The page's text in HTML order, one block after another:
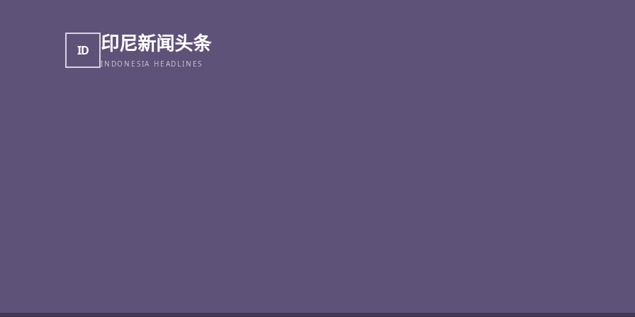
ID 印尼新闻头条
INDONESIA HEADLINES